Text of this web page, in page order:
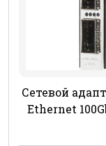
Сетевой
Ethernet